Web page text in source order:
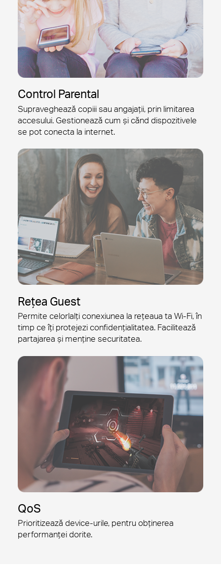
Control Parental
Supraveghează copiii sau angajații, prin limitarea
accesului. Gestionează cum și cănd dispozitivele
se pot conecta la internet.
Rețea Guest
Permite celorlalți conexiunea la rețeaua ta Wi-Fi, în
timp ce îți protejezi confidențialitatea. Facilitează
partajarea și menține securitatea.
QoS
Prioritizează device-urile, pentruobținerea
performanței dorite.